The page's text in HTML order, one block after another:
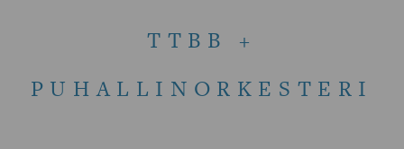
TTBB +
PUHALLINORKESTERI